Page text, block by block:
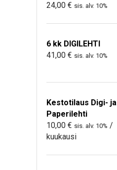
24,00 € sis. alv. 10%
6 kk DIGILEHTI
41,00 € sis. alv. 10%
Kestotilaus Digi- ja
Paperilehti
10,00 € sis. alv. 10% /
kuukausi